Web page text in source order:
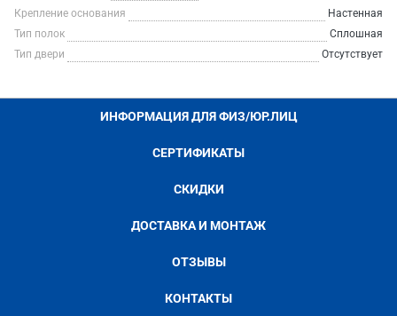
Крепление основания
Настенная
Тип полок
Сплошная
Тип двери
Отсутствует
ИНФОРМАЦИЯ ДЛЯ ФИЗ/ЮР.ЛИЦ
СЕРТИФИКАТЫ
СКИДКИ
ДОСТАВКА И МОНТАЖ
ОТЗЫВЫ
КОНТАКТЫ